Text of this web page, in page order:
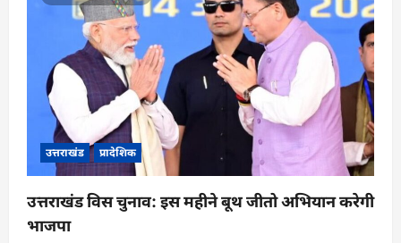
उत्तराखंड प्रादेशिक
उत्तराखंड विस चुनाव: इस महीने बूथ जीतो अभियान करेगी
भाजपा